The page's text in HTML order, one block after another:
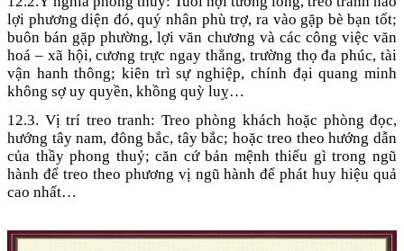
lợi phương diện đó, quý nhân phù trợ, ra vào gặp bè bạn tốt;
buôn bán gặp phường, lợi văn chương và các công việc văn
hoá – xã hội, cương trực ngay thẳng, trường thọ đa phúc, tài
vận hanh thông; kiên trì sự nghiệp, chính đại quang minh
không sợ uy quyền, khồng quỳ luỵ…
12.3. Vị trí treo tranh: Treo phòng khách hoặc phòng đọc,
hướng tây nam, đông bắc, tây bắc; hoặc treo theo hướng dẫn
của thầy phong thuỷ; căn cứ bản mệnh thiếu gì trong ngũ
hành để treo theo phương vị ngũ hành để phát huy hiệu quả
cao nhất…